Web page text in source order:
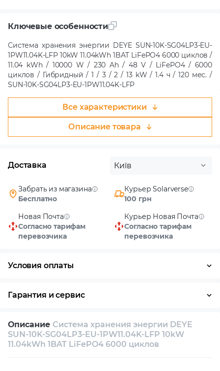
Ключевые особенности
Система хранения энергии DEYE SUN-10K-SG04LP3-EU-
1PW11.04K-LFP 10kW 11.04kWh 1BAT LiFePO4 6000 циклов /
11.04 kWh / 10000 W / 230 Ah / 48 V / LiFePO4 / 6000
циклов / Гибридный / 1 / 3 / 2 / 13 kW / 1.4 ч / 120 мес. /
SUN-10K-SG04LP3-EU-1PW11.04K-LFP
Все характеристики
Описание товара
Доставка Київ
Забрать из магазина
Бесплатно
Курьер Solarverse
100 грн
Новая Почта
Согласно тарифам
перевозчика
Курьер Новая Почта
Согласно тарифам
перевозчика
Условия оплаты
Гарантия и сервис
Собственный сервисный центр
Техническая поддержка Консультация
Описание Система хранения энергии DEYE
SUN-10K-SG04LP3-EU-1PW11.04K-LFP 10kW
11.04kWh 1BAT LiFePO4 6000 циклов